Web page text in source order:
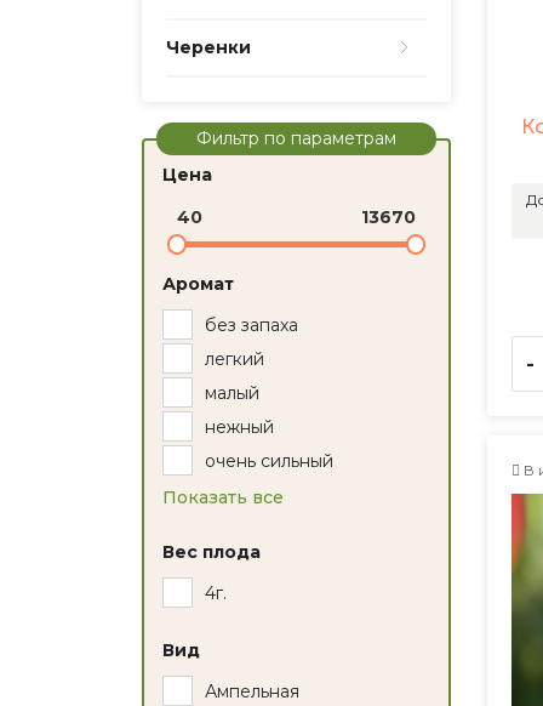
Черенки
Фильтр по параметрам
Цена
40
13670
Аромат
без запаха
легкий
малый
нежный
очень сильный
Показать все
Вес плода
4г.
Вид
Ампельная
-
В